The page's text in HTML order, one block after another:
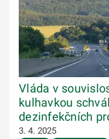
Vláda v
kulhavkou
dezinfekčních
3. 4. 2025